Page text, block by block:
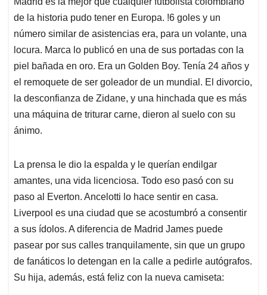
A
p
p
o
o
k
d
I
n
d
s
de la historia pudo tener en Europa. !6 goles y un
número similar de asistencias era, para un volante, una
locura. Marca lo publicó en una de sus portadas con la
piel bañada en oro. Era un Golden Boy. Tenía 24 años y
el remoquete de ser goleador de un mundial. El divorcio,
la desconfianza de Zidane, y una hinchada que es más
una máquina de triturar carne, dieron al suelo con su
ánimo.
La prensa le dio la espalda y le querían endilgar
amantes, una vida licenciosa. Todo eso pasó con su
paso al Everton. Ancelotti lo hace sentir en casa.
Liverpool es una ciudad que se acostumbró a consentir
a sus ídolos. A diferencia de Madrid James puede
pasear por sus calles tranquilamente, sin que un grupo
de fanáticos lo detengan en la calle a pedirle autógrafos.
Su hija, además, está feliz con la nueva camiseta: